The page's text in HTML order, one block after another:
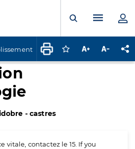
Ouvrir laMenu
Connectez-vous
Augmenter la
- castres
vitale, contactez le 15. If you